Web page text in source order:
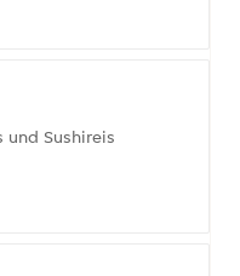
Sushireis